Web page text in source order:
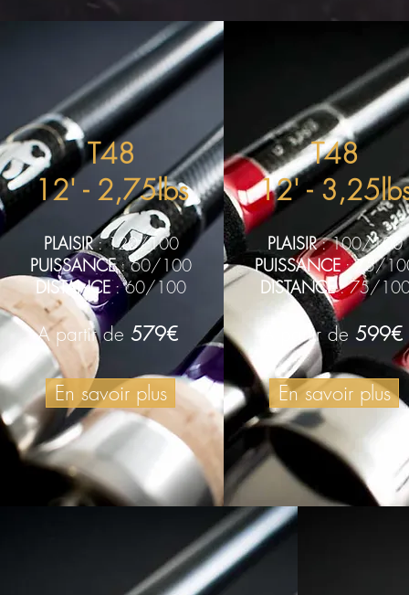
En savoir plus
T48
12' - 2,75lbs
PLAISIR: 120/100
PUISSANCE: 60/100
DISTANCE: 60/100
A partir de 579€
En savoir plus
T48
12' -
PLAISIR: 100/100
PUISSANCE: 75/
DISTANCE: 75/
A partir de 599€